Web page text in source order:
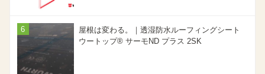
屋根は変わる。｜透湿防水ルーフィングシート
ウートップ® サーモND プラス 2SK